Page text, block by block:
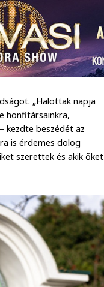
„Halottak napja
honfitársainkra,
kezdte beszédét az
is érdemes dolog
szerettek és akik őket